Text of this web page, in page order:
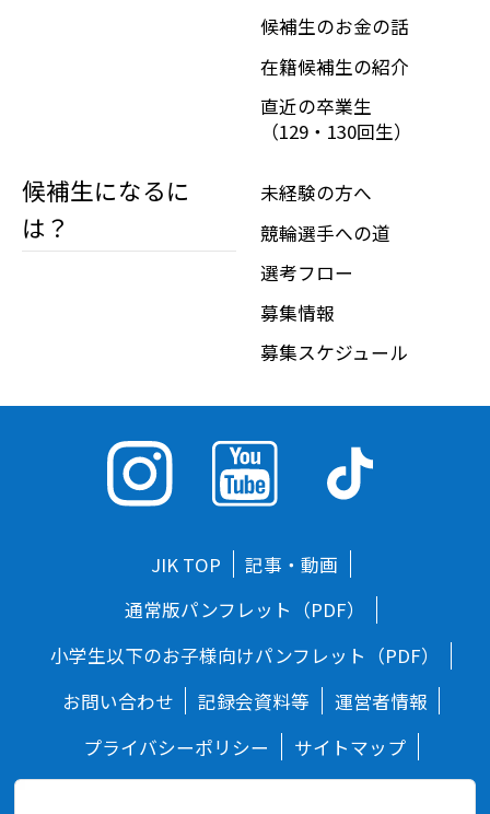
候補生のお金の話
在籍候補生の紹介
直近の卒業生
（129・130回生）
候補生になるに
は？
未経験の方へ
競輪選手への道
選考フロー
募集情報
募集スケジュール
JIK TOP
記事・動画
通常版パンフレット（PDF）
小学生以下のお子様向けパンフレット（PDF）
お問い合わせ
記録会資料等
運営者情報
プライバシーポリシー
サイトマップ